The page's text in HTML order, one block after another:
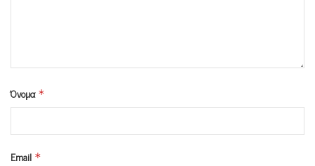
Όνομα *
Email *